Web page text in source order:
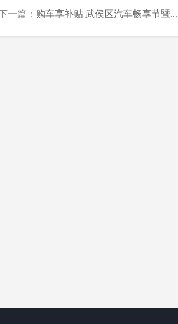
一篇： 购车享补贴 武侯区汽车畅享节暨...